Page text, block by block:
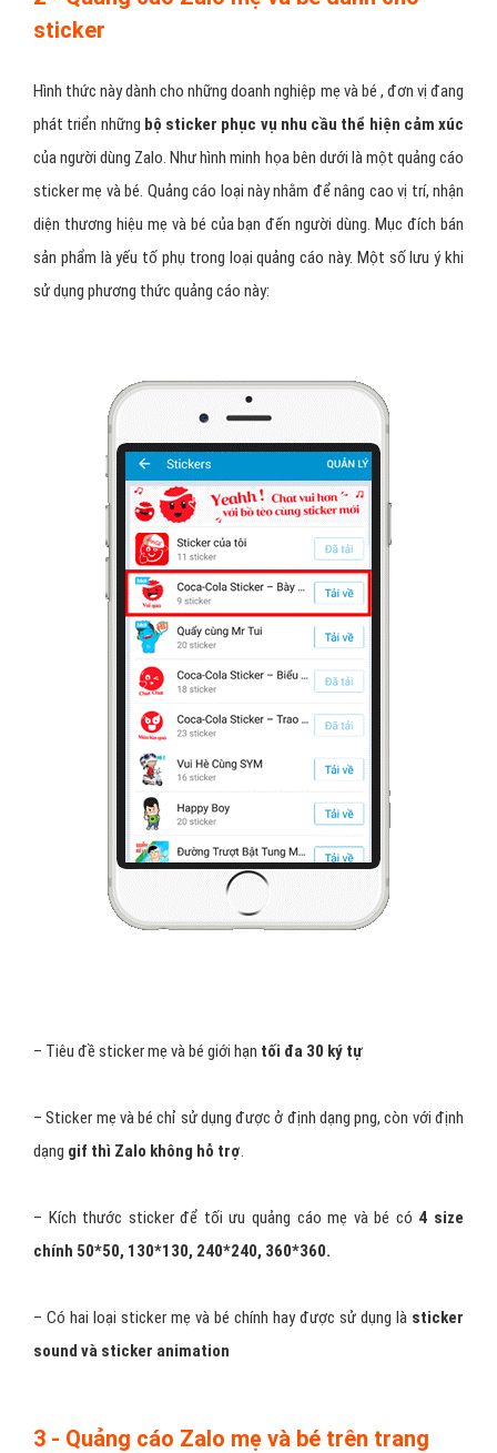
sticker
Hình thức này dành cho những doanh nghiệp mẹ và bé , đơn vị đang
phát triển những bộ sticker phục vụ nhu cầu thể hiện cảm xúc
của người dùng Zalo. Như hình minh họa bên dưới là một quảng cáo
sticker mẹ và bé. Quảng cáo loại này nhằm để nâng cao vị trí, nhận
diện thương hiệu mẹ và bé của bạn đến người dùng. Mục đích bán
sản phẩm là yếu tố phụ trong loại quảng cáo này. Một số lưu ý khi
sử dụng phương thức quảng cáo này:
– Tiêu đề sticker mẹ và bé giới hạn tối đa 30 ký tự
– Sticker mẹ và bé chỉ sử dụng được ở định dạng png, còn với định
dạng gif thì Zalo không hỗ trợ
– Kích thước sticker để tối ưu quảng cáo mẹ và bé có 4 size
chính 50*50, 130*130, 240*240, 360*360.
– Có hai loại sticker mẹ và bé chính hay được sử dụng là sticker
sound và sticker animation
3 - Quảng cáo Zalo mẹ và bé trên trang